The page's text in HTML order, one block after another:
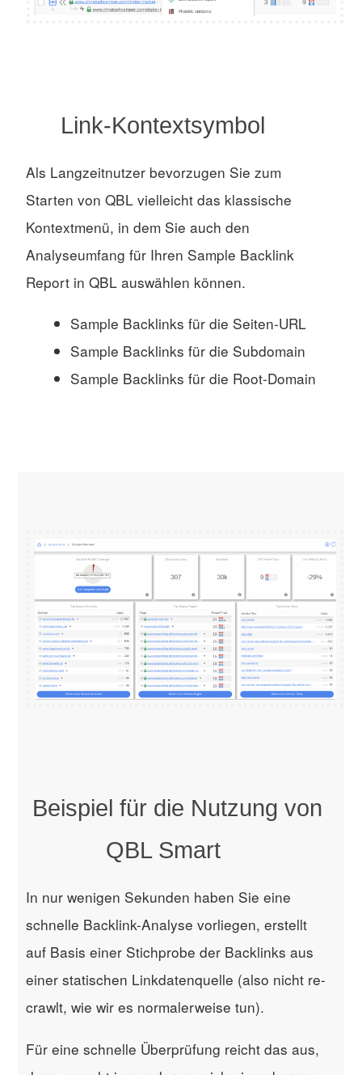
Link-Kontextsymbol
Als Langzeitnutzer bevorzugen Sie zum
Starten von QBL vielleicht das klassische
Kontextmenü, in dem Sie auch den
Analyseumfang für Ihren Sample Backlink
Report in QBL auswählen können.
Sample Backlinks für die Seiten-URL
Sample Backlinks für die Subdomain
Sample Backlinks für die Root-Domain
Beispiel für die Nutzung von
QBL Smart
In nur wenigen Sekunden haben Sie eine
schnelle Backlink-Analyse vorliegen, erstellt
auf Basis einer Stichprobe der Backlinks aus
einer statischen Linkdatenquelle (also nicht re-
crawlt, wie wir es normalerweise tun).
Für eine schnelle Überprüfung reicht das aus,